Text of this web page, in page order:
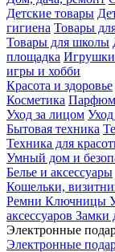
Детские товары
гигиена Товары
Товары для школы
площадка Игрушки
игры и хобби
Красота и здоровье
Косметика
Уход за лицом
Бытовая техника
Техника для
Умный дом и
Белье и аксессуары
Кошельки,
Ремни Ключницы
аксессуаров Замки
Электронные
Электронные